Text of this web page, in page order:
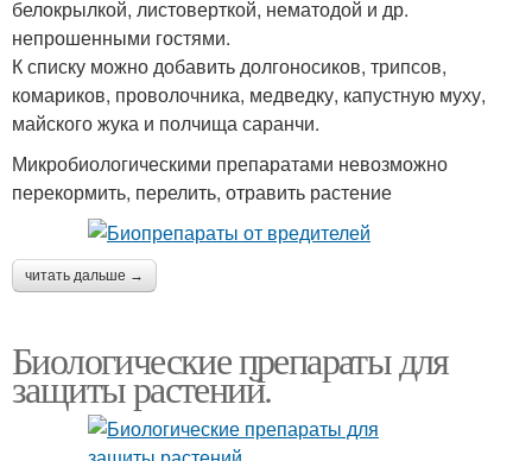
белокрылкой, листоверткой, нематодой и др.
непрошенными гостями.
К списку можно добавить долгоносиков, трипсов,
комариков, проволочника, медведку, капустную муху,
майского жука и полчища саранчи.
Микробиологическими препаратами невозможно
перекормить, перелить, отравить растение
читать дальше →
Биологические препараты для
защиты растений.